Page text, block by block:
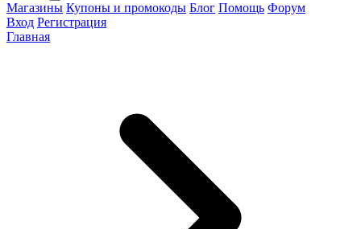
Магазины Купоны и промокоды Блог Помощь Форум
Вход Регистрация
Главная